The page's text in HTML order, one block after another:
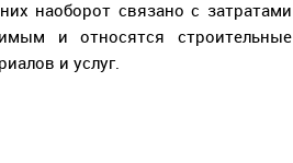
наоборот связано с затратами
и относятся строительные
и услуг.